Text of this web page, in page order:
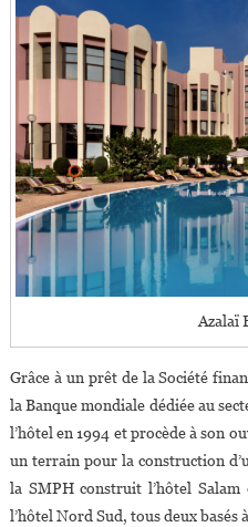
Azalaï
Grâce à un prêt de la Société
la Banque mondiale dédiée au
l’hôtel en 1994 et procède à son
un terrain pour la construction
la SMPH construit l’hôtel
l’hôtel Nord Sud, tous deux basés